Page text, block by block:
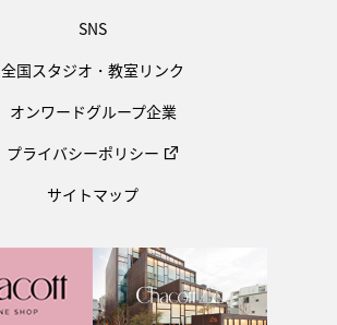
SNS
全国スタジオ・教室リンク
オンワードグループ企業
プライバシーポリシー
サイトマップ